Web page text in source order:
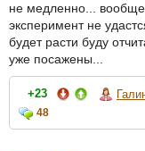
не медленно...
эксперимент не
будет расти буду
уже посажены...
+23
48